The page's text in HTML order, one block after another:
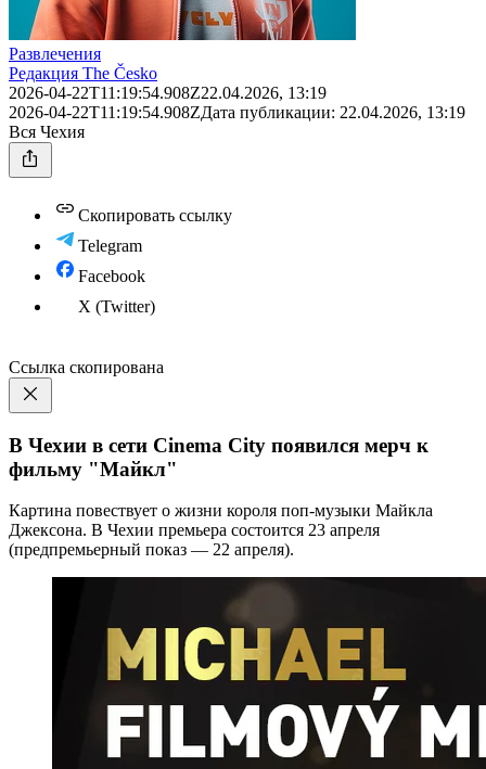
Развлечения
Редакция The Česko
2026-04-22T11:19:54.908Z22.04.2026, 13:19
2026-04-22T11:19:54.908ZДата публикации: 22.04.2026, 13:19
Вся Чехия
Скопировать ссылку
Telegram
Facebook
X (Twitter)
Ссылка скопирована
В Чехии в сети Cinema City появился мерч к
фильму "Майкл"
Картина повествует о жизни короля поп-музыки Майкла
Джексона. В Чехии премьера состоится 23 апреля
(предпремьерный показ — 22 апреля).